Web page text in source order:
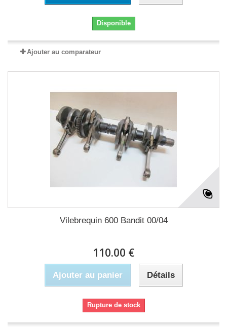
Disponible
Ajouter au comparateur
Vilebrequin 600 Bandit 00/04
110.00 €
Ajouter au panier Détails
Rupture de stock